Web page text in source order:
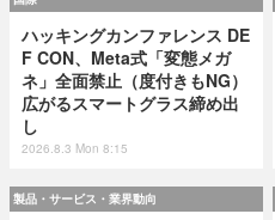
ハッキングカンファレンス DE
F CON、Meta式「変態メガ
ネ」全面禁止（度付きもNG）
広がるスマートグラス締め出
し
2026.8.3 Mon 8:15
製品・サービス・業界動向